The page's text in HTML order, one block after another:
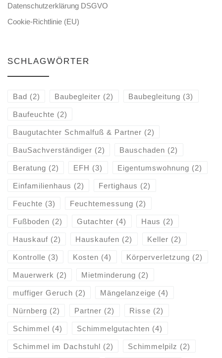
Datenschutzerklärung DSGVO
Cookie-Richtlinie (EU)
SCHLAGWÖRTER
Bad (2) Baubegleiter (2) Baubegleitung (3)
Baufeuchte (2)
Baugutachter Schmalfuß & Partner (2)
BauSachverständiger (2) Bauschaden (2)
Beratung (2) EFH (3) Eigentumswohnung (2)
Einfamilienhaus (2) Fertighaus (2)
Feuchte (3) Feuchtemessung (2)
Fußboden (2) Gutachter (4) Haus (2)
Hauskauf(2) Hauskaufen (2) Keller (2)
Kontrolle (3) Kosten (4) Körperverletzung (2)
Mauerwerk (2) Mietminderung (2)
muffiger Geruch (2) Mängelanzeige (4)
Nürnberg (2) Partner (2) Risse (2)
Schimmel (4) Schimmelgutachten (4)
Schimmel im Dachstuhl (2) Schimmelpilz (2)